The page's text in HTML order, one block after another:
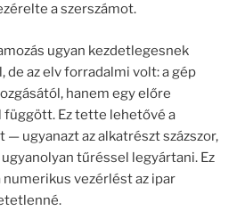
a szerszámot.
ugyan kezdetlegesnek
de az elv forradalmi volt: a gép
hanem egy előre
Ez tette lehetővé a
ugyanazt az alkatrészt százszor,
tűréssel legyártani. Ez
vezérlést az ipar